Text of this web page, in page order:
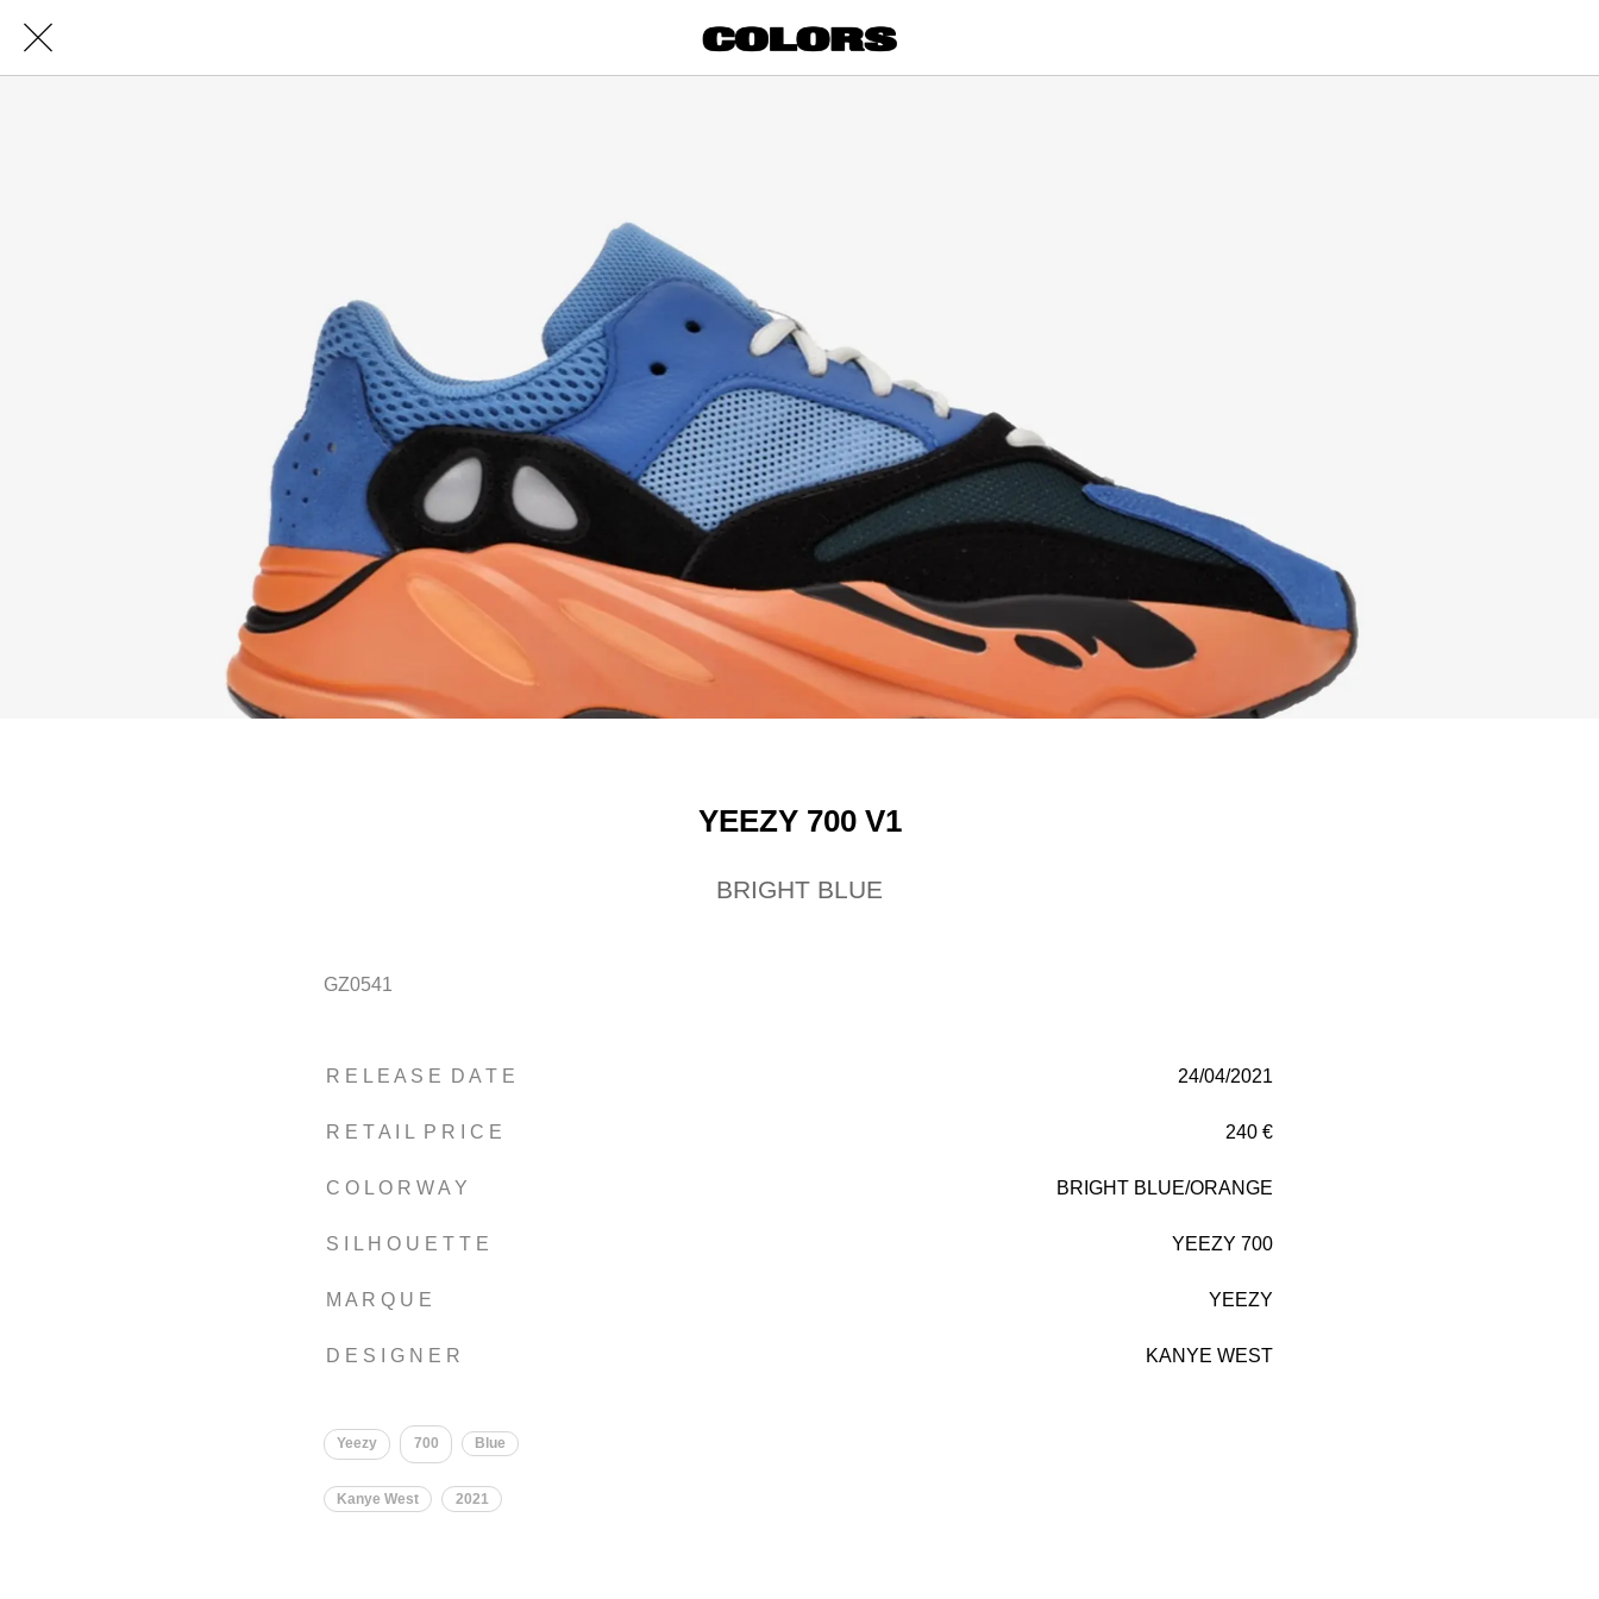
YEEZY 700 V1
BRIGHT BLUE
GZ0541
R E L E A S E D A T E 24/04/2021
R E T A I L P R I C E 240 €
C O L O R W A Y BRIGHT BLUE/ORANGE
S I L H O U E T T E YEEZY 700
M A R Q U E YEEZY
D E S I G N E R KANYE WEST
Yeezy 700 Blue
Kanye West 2021